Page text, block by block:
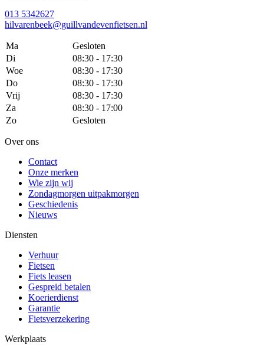
013 5342627
hilvarenbeek@guillvandevenfietsen.nl
Ma
Gesloten
Di
08:30 - 17:30
Woe
08:30 - 17:30
Do
08:30 - 17:30
Vrij
08:30 - 17:30
Za
08:30 - 17:00
Zo
Gesloten
Over ons
Contact
Onze merken
Wie zijn wij
Zondagmorgen uitpakmorgen
Geschiedenis
Nieuws
Diensten
Verhuur
Fietsen
Fiets leasen
Gespreid betalen
Koerierdienst
Garantie
Fietsverzekering
Werkplaats